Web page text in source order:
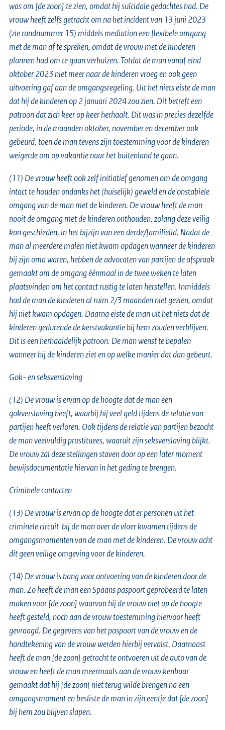
was om [de zoon] te zien, omdat hij suïcidale gedachtes had. De
vrouw heeft zelfs getracht om na het incident van 13 juni 2023
(zie randnummer 15) middels mediation een flexibele omgang
met de man af te spreken, omdat de vrouw met de kinderen
plannen had om te gaan verhuizen. Totdat de man vanaf eind
oktober 2023 niet meer naar de kinderen vroeg en ook geen
uitvoering gaf aan de omgangsregeling. Uit het niets eiste de man
dat hij de kinderen op 2 januari 2024 zou zien. Dit betreft een
patroon dat zich keer op keer herhaalt. Dit was in precies dezelfde
periode, in de maanden oktober, november en december ook
gebeurd, toen de man tevens zijn toestemming voor de kinderen
weigerde om op vakantie naar het buitenland te gaan.
(11) De vrouw heeft ook zelf initiatief genomen om de omgang
intact te houden ondanks het (huiselijk) geweld en de onstabiele
omgang van de man met de kinderen. De vrouw heeft de man
nooit de omgang met de kinderen onthouden, zolang deze veilig
kon geschieden, in het bijzijn van een derde/familielid. Nadat de
man al meerdere malen niet kwam opdagen wanneer de kinderen
bij zijn oma waren, hebben de advocaten van partijen de afspraak
gemaakt om de omgang éénmaal in de twee weken te laten
plaatsvinden om het contact rustig te laten herstellen. Inmiddels
had de man de kinderen al ruim 2/3 maanden niet gezien, omdat
hij niet kwam opdagen. Daarna eiste de man uit het niets dat de
kinderen gedurende de kerstvakantie bij hem zouden verblijven.
Dit is een herhaaldelijk patroon. De man wenst te bepalen
wanneer hij de kinderen ziet en op welke manier dat dan gebeurt.
Gok- en seksverslaving
(12) De vrouw is ervan op de hoogte dat de man een
gokverslaving heeft, waarbij hij veel geld tijdens de relatie van
partijen heeft verloren. Ook tijdens de relatie van partijen bezocht
de man veelvuldig prostituees, waaruit zijn seksverslaving blijkt.
De vrouw zal deze stellingen staven door op een later moment
bewijsdocumentatie hiervan in het geding te brengen.
Criminele contacten
(13) De vrouw is ervan op de hoogte dat er personen uit het
criminele circuit bij de man over de vloer kwamen tijdens de
omgangsmomenten van de man met de kinderen. De vrouw acht
dit geen veilige omgeving voor de kinderen.
(14) De vrouw is bang voor ontvoering van de kinderen door de
man. Zo heeft de man een Spaans paspoort geprobeerd te laten
maken voor [de zoon] waarvan hij de vrouw niet op de hoogte
heeft gesteld, noch aan de vrouw toestemming hiervoor heeft
gevraagd. De gegevens van het paspoort van de vrouw en de
handtekening van de vrouw werden hierbij vervalst. Daarnaast
heeft de man [de zoon] getracht te ontvoeren uit de auto van de
vrouw en heeft de man meermaals aan de vrouw kenbaar
gemaakt dat hij [de zoon] niet terug wilde brengen na een
omgangsmoment en besliste de man in zijn eentje dat [de zoon]
bij hem zou blijven slapen.